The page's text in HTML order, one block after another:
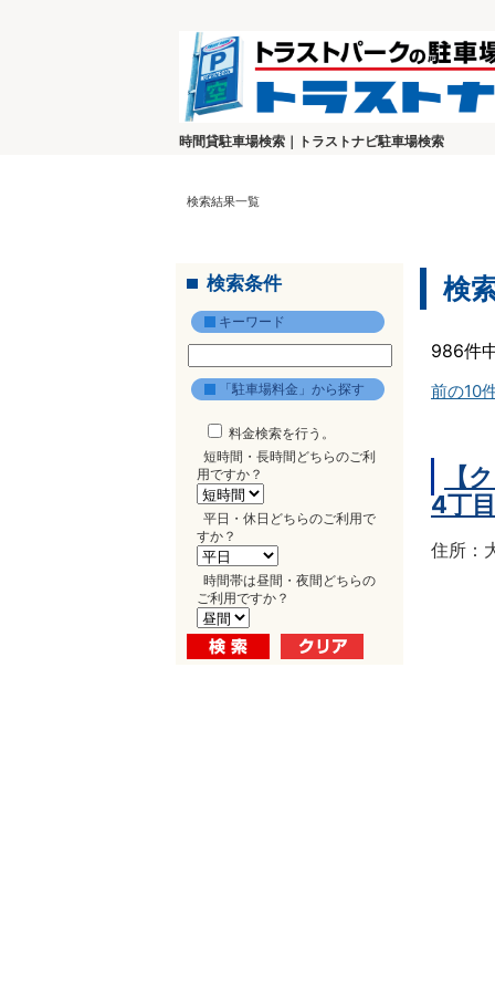
時間貸駐車場検索｜トラストナビ駐車場検索
検索結果一覧
検索条件
キーワード
「駐車場料金」から探す
料金検索を行う。
短時間・長時間どちらのご利
用ですか？
平日・休日どちらのご利用で
すか？
時間帯は昼間・夜間どちらの
ご利用ですか？
検
986件
前の10
【
4丁目
住所：